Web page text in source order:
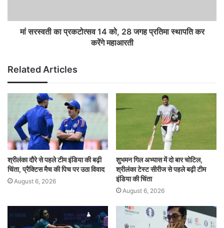
मां सरस्वती का प्रकटोत्सव 14 को, 28 जगह प्रतिमा स्थापति कर
करेंगे महाआरती
Related Articles
श्रीलंका दौरे से पहले टीम इंडिया की बढ़ी
चिंता, प्रैक्टिस मैच की पिच पर उठा विवाद
August 6, 2026
शुभमन गिल अभ्यास में दो बार चोटिल,
श्रीलंका टेस्ट सीरीज से पहले बढ़ी टीम
इंडिया की चिंता
August 6, 2026